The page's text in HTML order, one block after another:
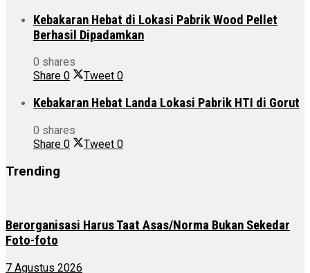
Kebakaran Hebat di Lokasi Pabrik Wood Pellet
Berhasil Dipadamkan
0 shares
Share 0 Tweet 0
Kebakaran Hebat Landa Lokasi Pabrik HTI di Gorut
0 shares
Share 0 Tweet 0
Trending
Berorganisasi Harus Taat Asas/Norma Bukan Sekedar
Foto-foto
7 Agustus 2026